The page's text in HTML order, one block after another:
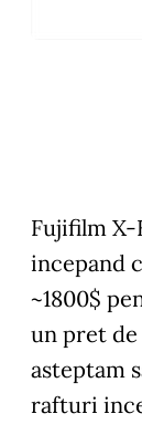
Fujifilm X-
incepand
~1800$
un pret de
asteptam
rafturi